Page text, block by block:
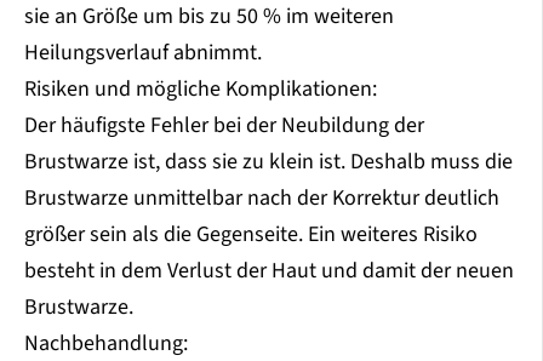
sie an Größe um bis zu 50 % im weiteren
Heilungsverlauf abnimmt.
Risiken und mögliche Komplikationen:
Der häufigste Fehler bei der Neubildung der
Brustwarze ist, dass sie zu klein ist. Deshalb muss die
Brustwarze unmittelbar nach der Korrektur deutlich
größer sein als die Gegenseite. Ein weiteres Risiko
besteht in dem Verlust der Haut und damit der neuen
Brustwarze.
Nachbehandlung: